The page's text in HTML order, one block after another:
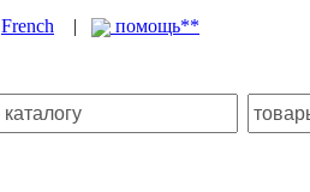
French | помощь**